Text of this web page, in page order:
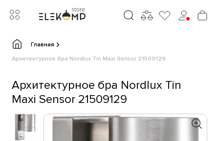
Главная
Архитектурное бра Nordlux Tin Maxi Sensor 21509129
Архитектурное бра Nordlux Tin
Maxi Sensor 21509129